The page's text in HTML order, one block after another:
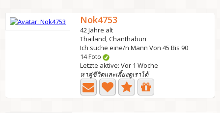
Nok4753
42 Jahre alt
Thailand, Chanthaburi
Ich suche eine/n Mann Von 45 Bis 90
14 Foto
Letzte aktive: Vor 1 Woche
หาคู่ชีวิตและเลี้ยงดูเราได้